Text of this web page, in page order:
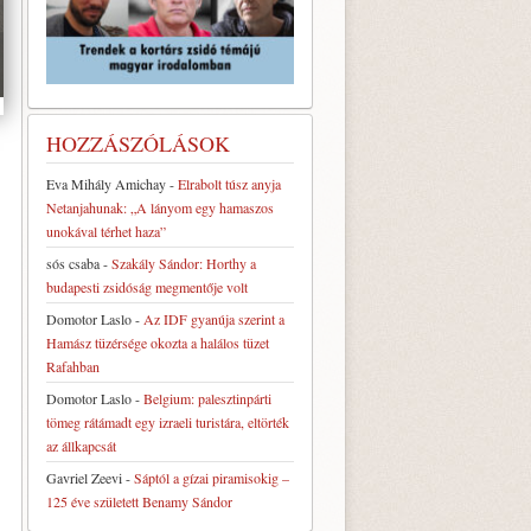
HOZZÁSZÓLÁSOK
Eva Mihály Amichay-Elrabolt túsz anyja
Netanjahunak: „A lányom egy hamaszos
unokával térhet haza”
sós csaba-Szakály Sándor: Horthy a
budapesti zsidóság megmentője volt
Domotor Laslo- Az IDF gyanúja szerint a
Hamász tüzérsége okozta a halálos tüzet
Rafahban
Domotor Laslo-Belgium: palesztinpárti
tömeg rátámadt egy izraeli turistára, eltörték
az állkapcsát
Gavriel Zeevi-Sáptól a gízai piramisokig –
125 éve született Benamy Sándor